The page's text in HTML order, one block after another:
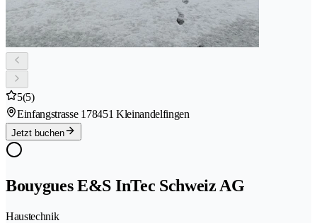
5(5)
Einfangstrasse 178451 Kleinandelfingen
Jetzt buchen
Bouygues E&S InTec Schweiz AG
Haustechnik